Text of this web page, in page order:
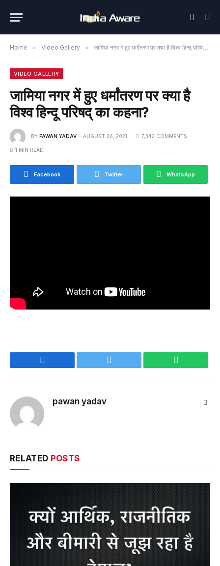
Home » Video Gallery » जामिया नगर में हुए धर्मांतरण पर क्या है विश्व हिन्दू परिषद् का कहना?
VIDEO GALLERY
जामिया नगर में हुए धर्मांतरण पर क्या है
विश्व हिन्दू परिषद् का कहना?
BY PAWAN YADAV AUGUST 26, 2021 7,342 COMMENTS
1 MIN READ
Facebook Twitter WhatsApp
pawan yadav
RELATED POSTS